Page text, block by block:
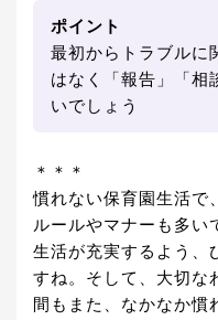
ポイント
最初からトラブルに
はなく「報告」「相
いでしょう
＊＊＊
慣れない保育園生活で
ルールやマナーも多い
生活が充実するよう、
すね。そして、大切な
間もまた、なかなか慣